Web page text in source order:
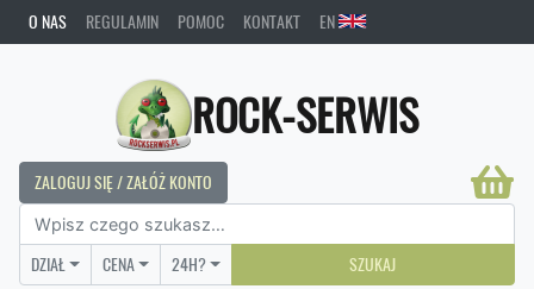
O NAS REGULAMIN POMOC KONTAKT EN
ROCK-SERWIS
ZALOGUJ SIĘ / ZAŁÓŻ KONTO
DZIAŁ CENA 24H? SZUKAJ